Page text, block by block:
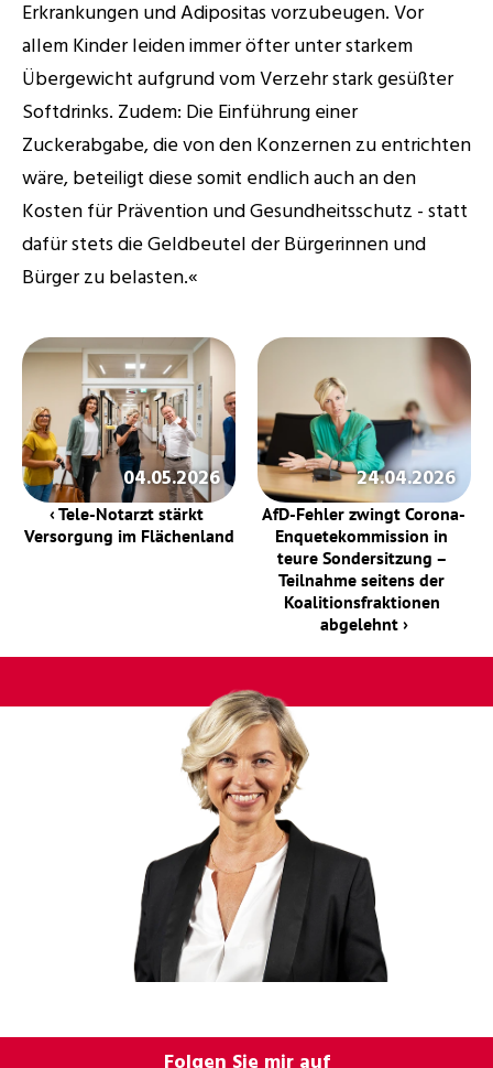
Erkrankungen und Adipositas vorzubeugen. Vor
allem Kinder leiden immer öfter unter starkem
Übergewicht aufgrund vom Verzehr stark gesüßter
Softdrinks. Zudem: Die Einführung einer
Zuckerabgabe, die von den Konzernen zu entrichten
wäre, beteiligt diese somit endlich auch an den
Kosten für Prävention und Gesundheitsschutz - statt
dafür stets die Geldbeutel der Bürgerinnen und
Bürger zu belasten.«
04.05.2026
‹ Tele-Notarzt stärkt
Versorgung im Flächenland
24.04.2026
AfD-Fehler zwingt Corona-
Enquetekommission in
teure Sondersitzung –
Teilnahme seitens der
Koalitionsfraktionen
abgelehnt ›
Folgen Sie mir auf